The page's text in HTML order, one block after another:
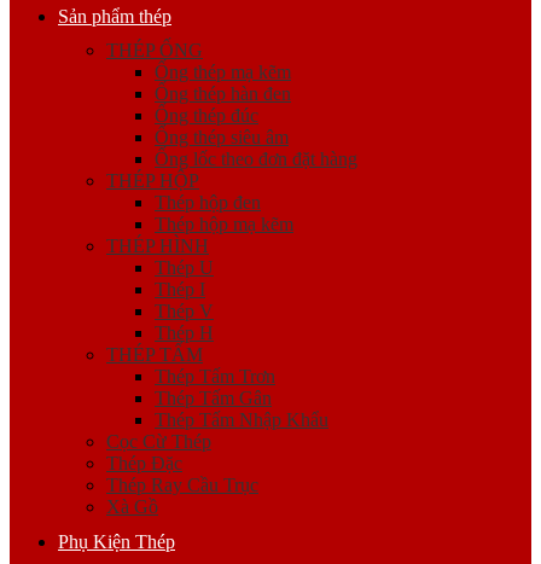
Sản phẩm thép
THÉP ỐNG
Ống thép mạ kẽm
Ống thép hàn đen
Ống thép đúc
Ống thép siêu âm
Ống lốc theo đơn đặt hàng
THÉP HỘP
Thép hộp đen
Thép hộp mạ kẽm
THÉP HÌNH
Thép U
Thép I
Thép V
Thép H
THÉP TẤM
Thép Tấm Trơn
Thép Tấm Gân
Thép Tấm Nhập Khẩu
Cọc Cừ Thép
Thép Đặc
Thép Ray Cầu Trục
Xà Gồ
Phụ Kiện Thép